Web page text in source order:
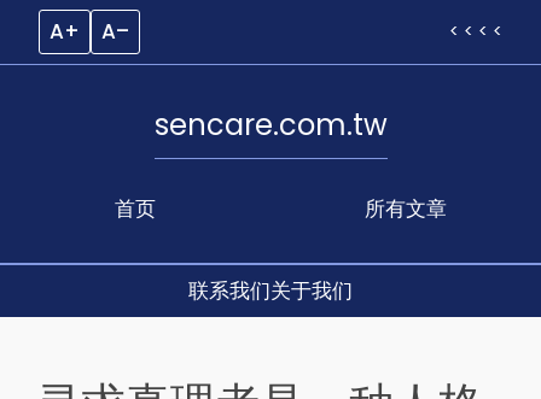
A+ A– < < < <
首页
sencare.com.tw
所有文章
联系我们关于我们